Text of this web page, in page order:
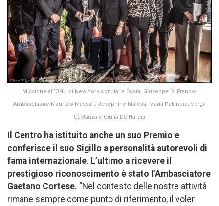
Missione all’ONU di New York con Ilaria Costa; Giuseppe Di Franco;
Ambasciatore Maurizio Massari; Josephine Maietta; Maria Palandra; Verga
Costanza e Giulia De Nardis
Il Centro ha istituito anche un suo Premio e
conferisce il suo Sigillo a personalità autorevoli di
fama internazionale. L’ultimo a ricevere il
prestigioso riconoscimento è stato l’Ambasciatore
Gaetano Cortese. “Nel contesto delle nostre attività
rimane sempre come punto di riferimento, il voler